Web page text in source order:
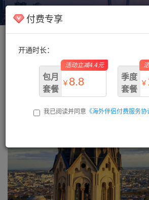
海外伴侣
付费专享
开通时长：
包月
套餐
￥ 8.8
￥13.2
活动立减4.4元
季度
套餐
￥
￥
我已阅读并同意 《海外伴侣付费服务协
主页/法国/ 里昂